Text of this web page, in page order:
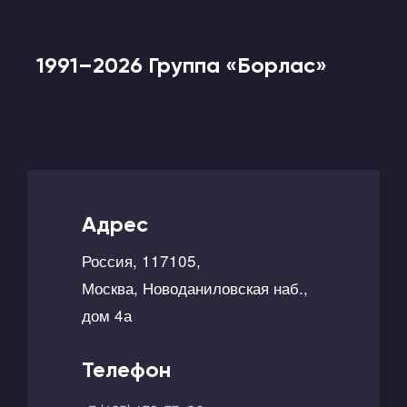
1991–2026 Группа «Борлас»
Адрес
Россия, 117105,
Москва, Новоданиловская наб.,
дом 4а
Телефон